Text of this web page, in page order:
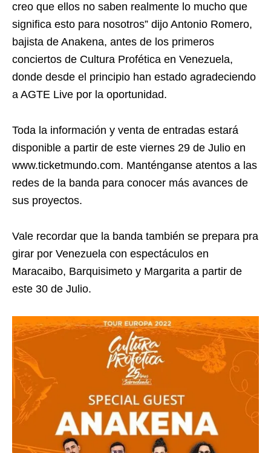
creo que ellos no saben realmente lo mucho que
significa esto para nosotros” dijo Antonio Romero,
bajista de Anakena, antes de los primeros
conciertos de Cultura Profética en Venezuela,
donde desde el principio han estado agradeciendo
a AGTE Live por la oportunidad.
Toda la información y venta de entradas estará
disponible a partir de este viernes 29 de Julio en
www.ticketmundo.com. Manténganse atentos a las
redes de la banda para conocer más avances de
sus proyectos.
Vale recordar que la banda también se prepara pra
girar por Venezuela con espectáculos en
Maracaibo, Barquisimeto y Margarita a partir de
este 30 de Julio.